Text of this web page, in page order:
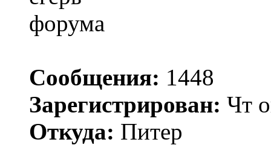
Сообщения: 1448
Зарегистрирован: Чт
Откуда: Питер